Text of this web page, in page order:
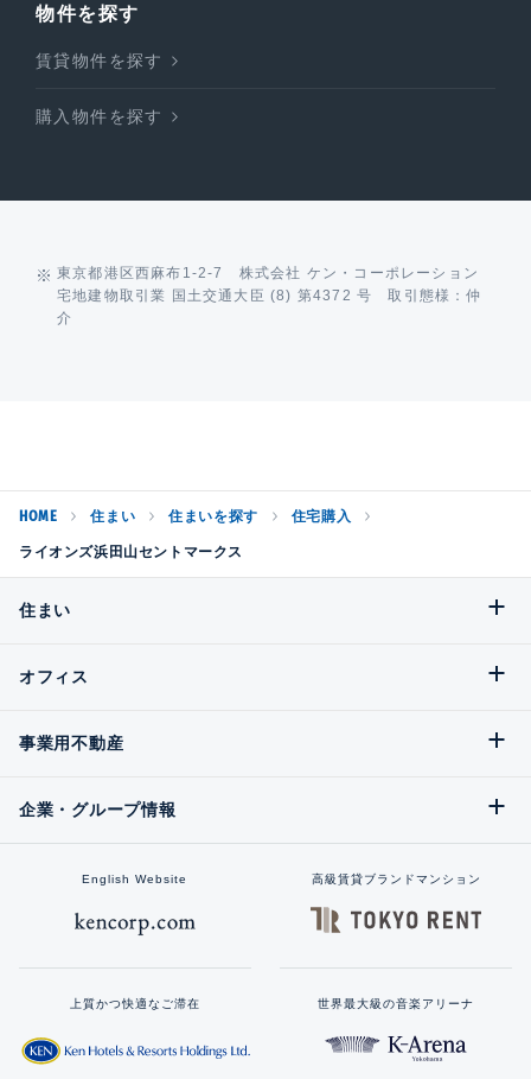
物件を探す
賃貸物件を探す
購入物件を探す
東京都港区西麻布1-2-7 株式会社 ケン・コーポレーション
宅地建物取引業 国土交通大臣 (8) 第4372 号 取引態様：仲
介
HOME 住まい 住まいを探す 住宅購入
ライオンズ浜田山セントマークス
住まい
オフィス
事業用不動産
企業・グループ情報
English Website 高級賃貸ブランドマンション
上質かつ快適なご滞在 世界最大級の音楽アリーナ